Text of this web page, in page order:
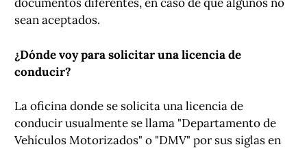
sean aceptados.
¿Dónde voy para solicitar una licencia de
conducir?
La oficina donde se solicita una licencia de
conducir usualmente se llama "Departamento de
Vehículos Motorizados" o "DMV" por sus siglas en